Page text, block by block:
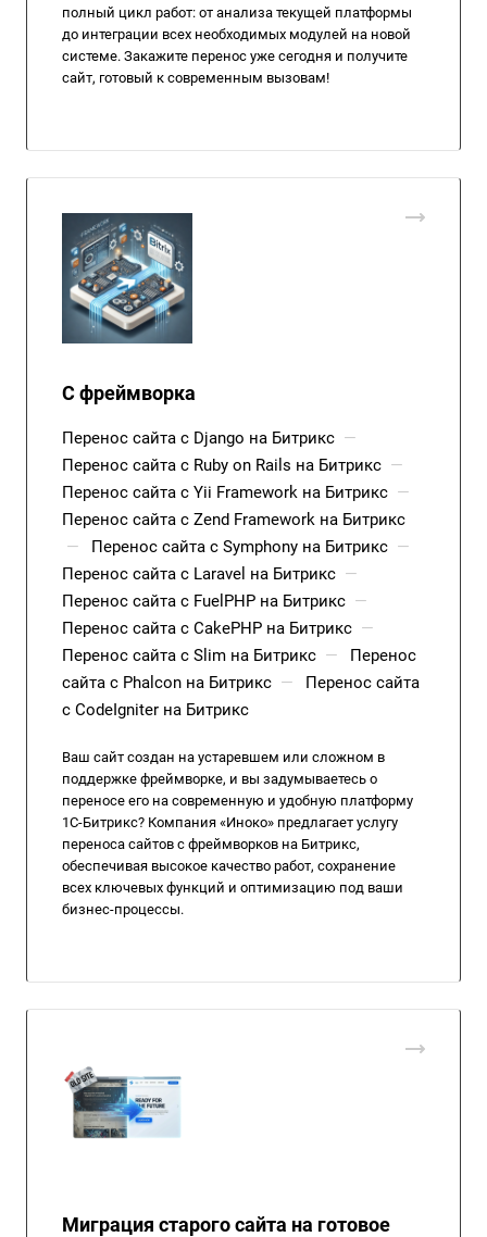
полный цикл работ: от анализа текущей платформы
до интеграции всех необходимых модулей на новой
системе. Закажите перенос уже сегодня и получите
сайт, готовый к современным вызовам!
С фреймворка
Перенос сайта с Django на Битрикс —
Перенос сайта с Ruby on Rails на Битрикс —
Перенос сайта с Yii Framework на Битрикс —
Перенос сайта с Zend Framework на Битрикс
—
Перенос сайта с Symphony на Битрикс —
Перенос сайта с Laravel на Битрикс —
Перенос сайта с FuelPHP на Битрикс —
Перенос сайта с CakePHP на Битрикс —
Перенос сайта с Slim на Битрикс —
Перенос
сайта с Phalcon на Битрикс —
Перенос сайта
с CodeIgniter на Битрикс
Ваш сайт создан на устаревшем или сложном в
поддержке фреймворке, и вы задумываетесь о
переносе его на современную и удобную платформу
1С-Битрикс? Компания «Иноко» предлагает услугу
переноса сайтов с фреймворков на Битрикс,
обеспечивая высокое качество работ, сохранение
всех ключевых функций и оптимизацию под ваши
бизнес-процессы.
Миграция старого сайта на готовое